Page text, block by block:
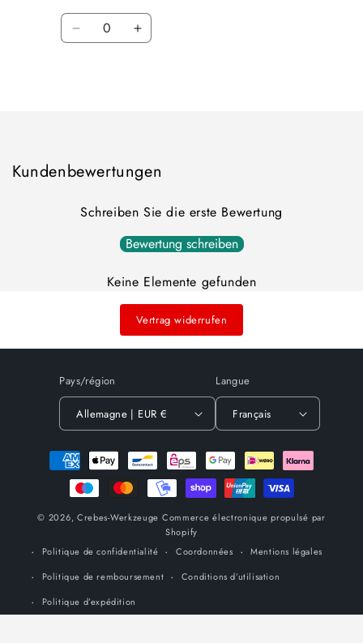
Quantité
Réduire
Augmenter
Kundenbewertungen
Schreiben Sie die erste Bewertung
Bewertung schreiben
Keine Elemente gefunden
Vertrag widerrufen
Pays/région
Allemagne | EUR €
Langue
Français
Moyens
paiement
© 2026, Crebes-Werkzeuge Commerce électronique propulsé par
Shopify
Politique de confidentialité
Coordonnées
Mentions légales
Politique de remboursement
Conditions d’utilisation
Politique d’expédition